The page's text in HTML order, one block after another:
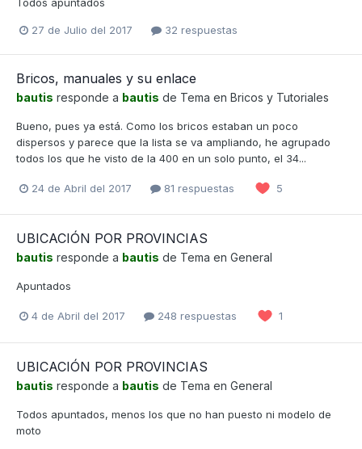
27 de Julio del 2017 32 respuestas
Bricos, manuales y su enlace
bautis responde a bautis de Tema en Bricos y Tutoriales
Bueno, pues ya está. Como los bricos estaban un poco
dispersos y parece que la lista se va ampliando, he agrupado
todos los que he visto de la 400 en un solo punto, el 34...
24 de Abril del 2017 81 respuestas 5
UBICACIÓN POR PROVINCIAS
bautis responde a bautis de Tema en General
Apuntados
4 de Abril del 2017 248 respuestas 1
UBICACIÓN POR PROVINCIAS
bautis responde a bautis de Tema en General
Todos apuntados, menos los que no han puesto ni modelo de
moto